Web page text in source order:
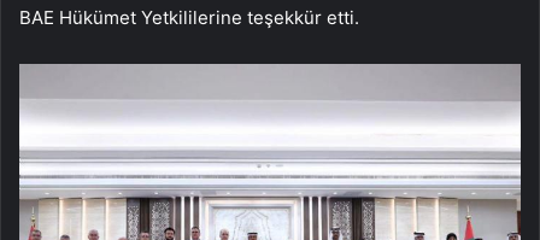
BAE Hükümet Yetkililerine teşekkür etti.